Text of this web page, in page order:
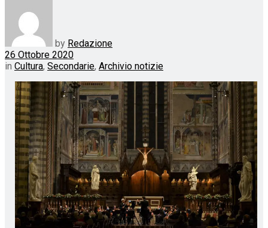
by Redazione
26 Ottobre 2020
in Cultura, Secondarie, Archivio notizie